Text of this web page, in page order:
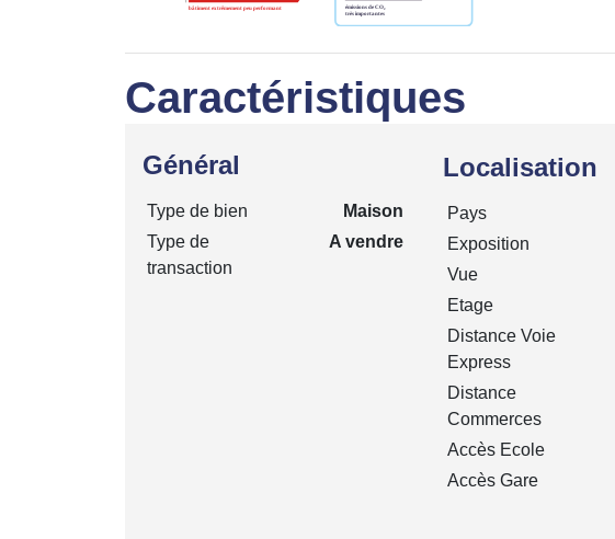
Caractéristiques
Général
Type de bien
Maison
Type de
transaction
A vendre
Localisation
Pays
Exposition
Vue
Etage
Distance Voie
Express
Distance
Commerces
Accès Ecole
Accès Gare